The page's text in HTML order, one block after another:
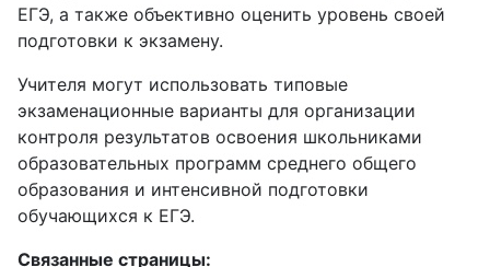
ЕГЭ, а также объективно оценить уровень своей
подготовки к экзамену.
Учителя могут использовать типовые
экзаменационные варианты для организации
контроля результатов освоения школьниками
образовательных программ среднего общего
образования и интенсивной подготовки
обучающихся к ЕГЭ.
Связанные страницы: